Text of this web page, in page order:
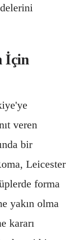
İçin
veren
bir
Leicester
forma
yakın olma
kararı